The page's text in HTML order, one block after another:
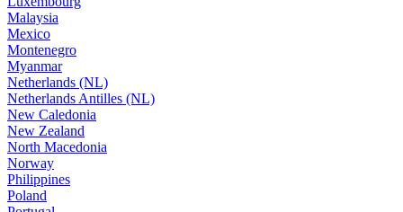
Malaysia
Mexico
Montenegro
Myanmar
Netherlands (NL)
Netherlands Antilles (NL)
New Caledonia
New Zealand
North Macedonia
Norway
Philippines
Poland